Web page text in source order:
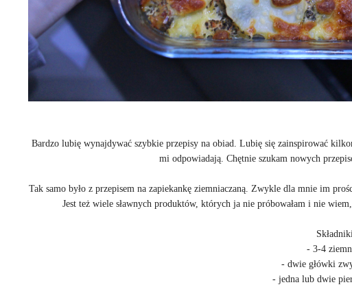
Bardzo lubię wynajdywać szybkie przepisy na obiad. Lubię się zainspirować
mi odpowiadają. Chętnie szukam nowych
Tak samo było z przepisem na zapiekankę ziemniaczaną. Zwykle dla mnie im
Jest też wiele sławnych produktów, których ja nie próbowałam i nie
- 3-4
- dwie główki
- jedna lub dwie